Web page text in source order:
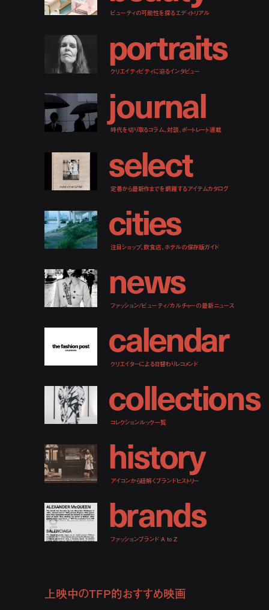
ビューティの可能性を探るエディトリアル
portraits
クリエイティビティに迫るインタビュー
journal
時代を切り取るコラム、対談、ポートレート連載
select
定番から最新作までを網羅するアイテムカタログ
cities
注目ショップ、飲食店、ホテルの保存版ガイド
news
ファッション/ビューティ/カルチャーの最新ニュース
calendar
クリエイターによる日替わりレコメンド
collections
コレクションルック一覧
history
アイコンから紐解くブランドヒストリー
brands
ファッションブランド A to Z
上映中のTFP的おすすめ映画